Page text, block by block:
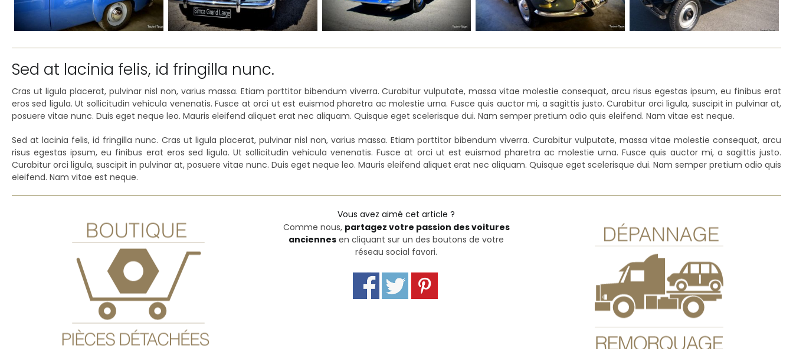
Sed at lacinia felis, id fringilla nunc.
Cras ut ligula placerat, pulvinar nisl non, varius massa. Etiam porttitor bibendum viverra. Curabitur vulputate, massa vitae molestie consequat, arcu risus egestas ipsum, eu finibus erat
eros sed ligula. Ut sollicitudin vehicula venenatis. Fusce at orci ut est euismod pharetra ac molestie urna. Fusce quis auctor mi, a sagittis justo. Curabitur orci ligula, suscipit in pulvinar at,
posuere vitae nunc. Duis eget neque leo. Mauris eleifend aliquet erat nec aliquam. Quisque eget scelerisque dui. Nam semper pretium odio quis eleifend. Nam vitae est neque.
Sed at lacinia felis, id fringilla nunc. Cras ut ligula placerat, pulvinar nisl non, varius massa. Etiam porttitor bibendum viverra. Curabitur vulputate, massa vitae molestie consequat, arcu
risus egestas ipsum, eu finibus erat eros sed ligula. Ut sollicitudin vehicula venenatis. Fusce at orci ut est euismod pharetra ac molestie urna. Fusce quis auctor mi, a sagittis justo.
Curabitur orci ligula, suscipit in pulvinar at, posuere vitae nunc. Duis eget neque leo. Mauris eleifend aliquet erat nec aliquam. Quisque eget scelerisque dui. Nam semper pretium odio quis
eleifend. Nam vitae est neque.
Boutique en ligne
Vous avez besoin de pièces détachées pour réparer
votre véhicule ancien ?
Visitez notre boutique
Vous avez aimé cet article ?
Comme nous, partagez votre passion des voitures
anciennes en cliquant sur un des boutons de votre
réseau social favori.
Dépannage
Éloigné de l’atelier ?
En panne ou immobilisé ?
Nous pouvons allez chercher votre véhicule sur un
plateau-remorque.
Contactez-nous